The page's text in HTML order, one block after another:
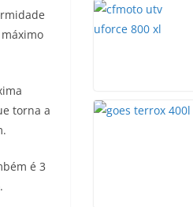
torna a
é 3